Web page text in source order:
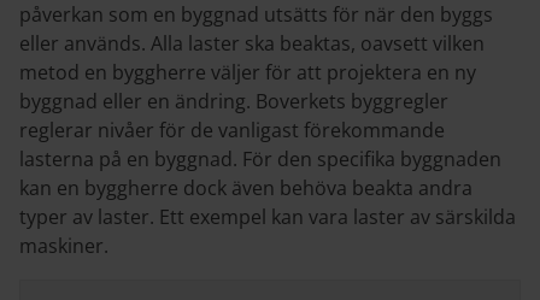
påverkan som en byggnad utsätts för när den byggs
eller används. Alla laster ska beaktas, oavsett vilken
metod en byggherre väljer för att projektera en ny
byggnad eller en ändring. Boverkets byggregler
reglerar nivåer för de vanligast förekommande
lasterna på en byggnad. För den specifika byggnaden
kan en byggherre dock även behöva beakta andra
typer av laster. Ett exempel kan vara laster av särskilda
maskiner.